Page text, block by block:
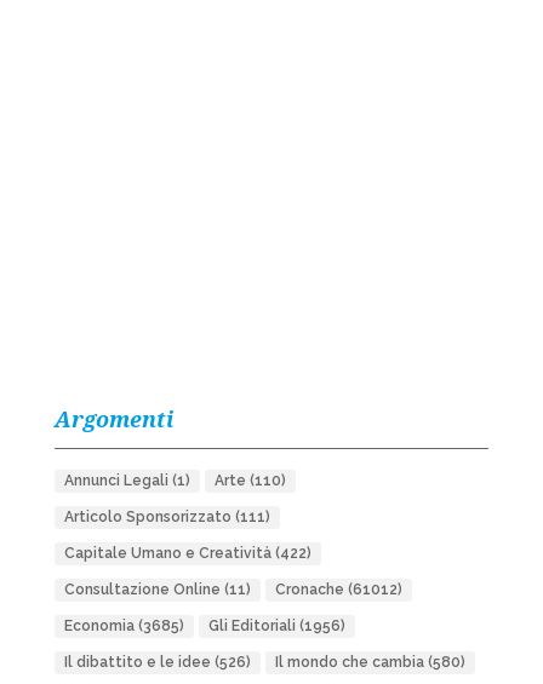
Argomenti
Annunci Legali (1) Arte (110)
Articolo Sponsorizzato (111)
Capitale Umano e Creatività(422)
Consultazione Online (11) Cronache (61012)
Economia(3685) Gli Editoriali (1956)
Il dibattito e le idee (526) Il mondo che cambia(580)